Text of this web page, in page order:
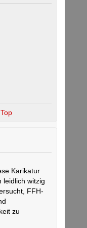
Karikatur
leidlich witzig
FFH-
zu